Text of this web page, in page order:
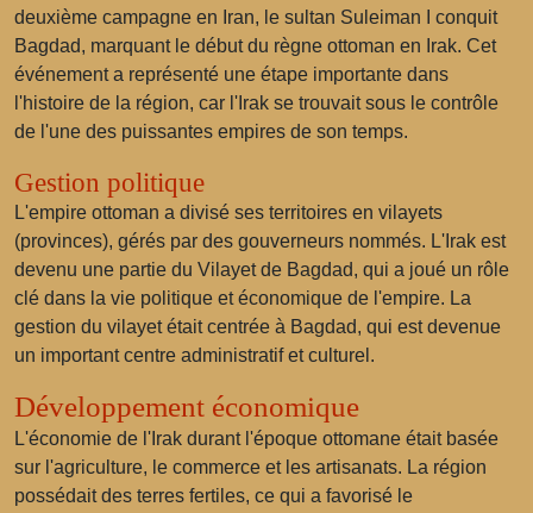
deuxième campagne en Iran, le sultan Suleiman I conquit
Bagdad, marquant le début du règne ottoman en Irak. Cet
événement a représenté une étape importante dans
l'histoire de la région, car l'Irak se trouvait sous le contrôle
de l'une des puissantes empires de son temps.
Gestion politique
L'empire ottoman a divisé ses territoires en vilayets
(provinces), gérés par des gouverneurs nommés. L'Irak est
devenu une partie du Vilayet de Bagdad, qui a joué un rôle
clé dans la vie politique et économique de l'empire. La
gestion du vilayet était centrée à Bagdad, qui est devenue
un important centre administratif et culturel.
Développement économique
L'économie de l'Irak durant l'époque ottomane était basée
sur l'agriculture, le commerce et les artisanats. La région
possédait des terres fertiles, ce qui a favorisé le